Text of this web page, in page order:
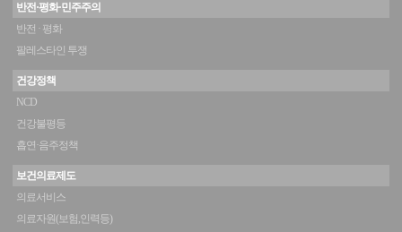
반전·평화·민주주의
반전 · 평화
팔레스타인 투쟁
건강정책
NCD
건강불평등
흡연·음주정책
보건의료제도
의료서비스
의료자원(보험,인력등)